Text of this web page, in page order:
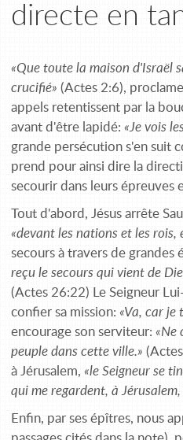
directe en
«Que toute la maison d'Israël
crucifié»(Actes 2:6),
appels retentissent par la
avant d'être lapidé:«Je vois
grande persécution s'en suit
prend pour ainsi dire la
secourir dans leurs épreuves
Tout d'abord, Jésus arrête
«devant les nations et les rois,
secours à travers de
reçu le secours qui vient de
(Actes 26:22) Le Seigneur
confier sa mission:«Va, car je
encourage son serviteur:«Ne
peuple dans cette ville.»
à Jérusalem,«le Seigneur se
qui me regardent, à
Enfin, par ses épîtres, nous